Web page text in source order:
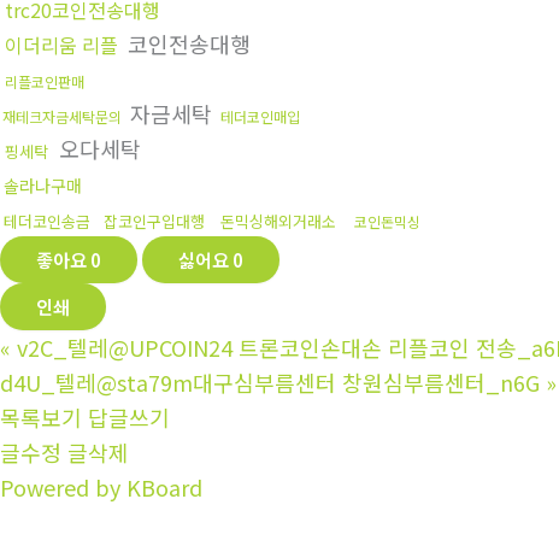
trc20코인전송대행
이더리움 리플 코인전송대행
리플코인판매
재테크자금세탁문의 자금세탁 테더코인매입
핑세탁 오다세탁
솔라나구매
테더코인송금 잡코인구입대행 돈믹싱해외거래소 코인돈믹싱
좋아요0 싫어요0
인쇄
« v2C_텔레@UPCOIN24 트론코인손대손 리플코인 전송
d4U_텔레@sta79m대구심부름센터 창원심부름센터_n6G »
목록보기 답글쓰기
글수정 글삭제
Powered by KBoard